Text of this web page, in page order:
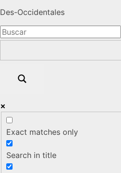
Des-Occidentales
Exact matches only
Search in title